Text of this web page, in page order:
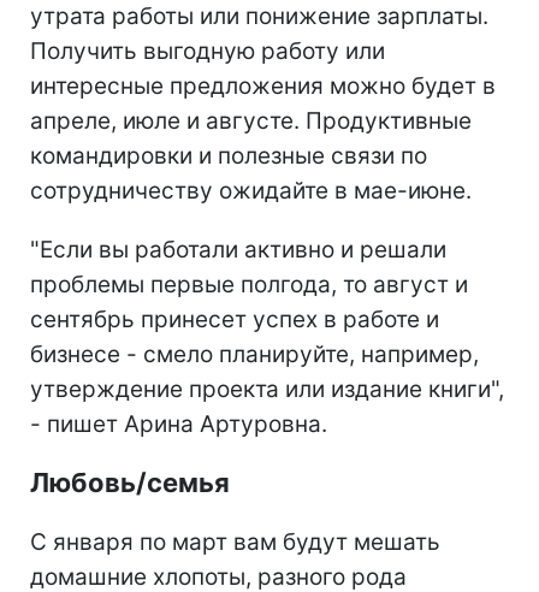
утрата работы или понижение зарплаты.
Получить выгодную работу или
интересные предложения можно будет в
апреле, июле и августе. Продуктивные
командировки и полезные связи по
сотрудничеству ожидайте в мае-июне.
"Если вы работали активно и решали
проблемы первые полгода, то август и
сентябрь принесет успех в работе и
бизнесе - смело планируйте, например,
утверждение проекта или издание книги",
- пишет Арина Артуровна.
Любовь/семья
С января по март вам будут мешать
домашние хлопоты, разного рода